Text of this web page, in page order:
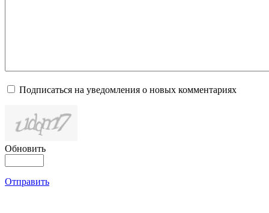
Подписаться на уведомления о новых комментариях
Обновить
Отправить